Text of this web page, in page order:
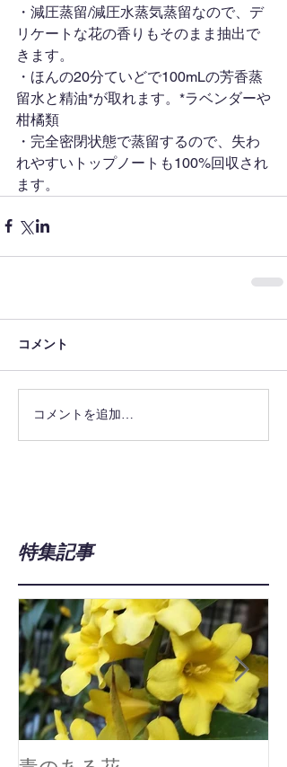
・減圧蒸留/減圧水蒸気蒸留なので、デ
リケートな花の香りもそのまま抽出で
きます。
・ほんの20分ていどで100mLの芳香蒸
留水と精油*が取れます。*ラベンダーや
柑橘類
・完全密閉状態で蒸留するので、失わ
れやすいトップノートも100%回収され
ます。
コメント
コメントを追加…
特集記事